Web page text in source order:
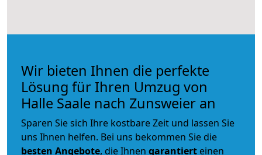
Wir bieten Ihnen die perfekte
Lösung für Ihren Umzug von
Halle Saale nach Zunsweier an
Sparen Sie sich Ihre kostbare Zeit und lassen Sie
uns Ihnen helfen. Bei uns bekommen Sie die
besten Angebote, die Ihnen garantiert einen